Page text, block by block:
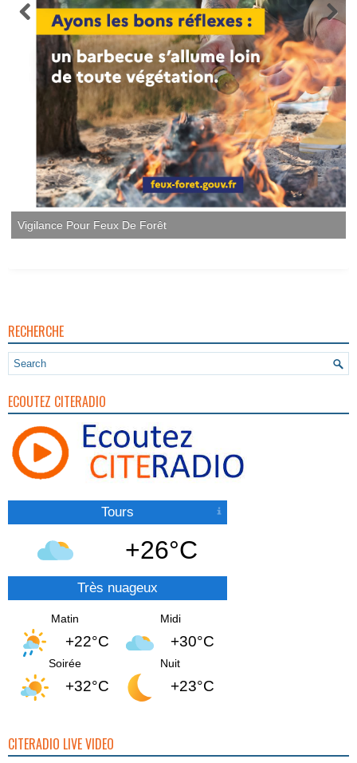
RECHERCHE
ECOUTEZ CITERADIO
Tours
+26°C
Très nuageux
Matin
+22°C
Midi
+30°C
Soirée
+32°C
Nuit
+23°C
CITERADIO LIVE VIDEO